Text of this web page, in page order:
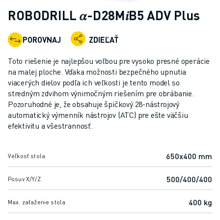
KOLABORATÍVNE ROBOTY
ROZSAH ROBOTOV
OVLÁDAČE ROBOTOV - CONTROLLERY
PRÍSLUŠENSTVO K ROBOTOM
SOFTVÉR PRE ROBOTY
SIMULAČNÝ SOFTVÉR
ROBOTICKÉ VZDELÁVACIE BUNKY
ROBOTICKÁ AUTOMATIZÁCIA
ROBOTY PRE OBLÚKOVÉ ZVÁRANIE
SÉRIA M-900
POTRAVINÁRSKE ROBOTY A ROBOTY PRE ČISTÉ PRIESTORY
ROBODRILL 𝛼-D28M𝑖B5 ADV Plus
POROVNAJ ZDIEĽAŤ
Toto riešenie je najlepšou voľbou pre vysoko presné operácie
na malej ploche. Vďaka možnosti bezpečného upnutia
viacerých dielov podľa ich veľkosti je tento model so
stredným zdvihom výnimočným riešením pre obrábanie.
Pozoruhodné je, že obsahuje špičkový 28-nástrojový
automatický výmenník nástrojov (ATC) pre ešte väčšiu
efektivitu a všestrannosť.
Veľkosť stola 650x400 mm
Posuv X/Y/Z 500/400/400
Max. zaťaženie stola 400 kg